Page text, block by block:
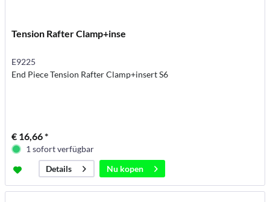
Tension Rafter Clamp+inse
E9225
End Piece Tension Rafter Clamp+insert S6
€ 16,66 *
1 sofort verfügbar
Details
Nu kopen